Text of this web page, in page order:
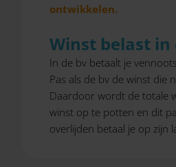
ontwikkelen.
Winst belast in
In de bv betaalt je
Pas als de bv de winst die
Daardoor wordt de totale
winst op te potten en dit
overlijden betaal je op zijn